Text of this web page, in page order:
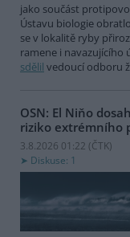
jako součást
Ústavu biologie
se v lokalitě ryby
ramene i navazujícího
sdělil vedoucí odboru
OSN: El Niňo
riziko extrémního
3.8.2026 01:22 (ČTK)
Diskuse: 1